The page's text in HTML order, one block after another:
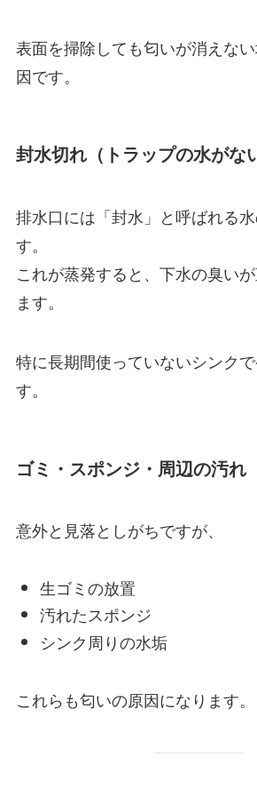
表面を掃除しても匂いが消えな
因です。
封水切れ（トラップの水がな
排水口には「封水」と呼ばれる
す。
これが蒸発すると、下水の臭い
ます。
特に長期間使っていないシンク
す。
ゴミ・スポンジ・周辺の汚れ
意外と見落としがちですが、
生ゴミの放置
汚れたスポンジ
シンク周りの水垢
これらも匂いの原因になります。